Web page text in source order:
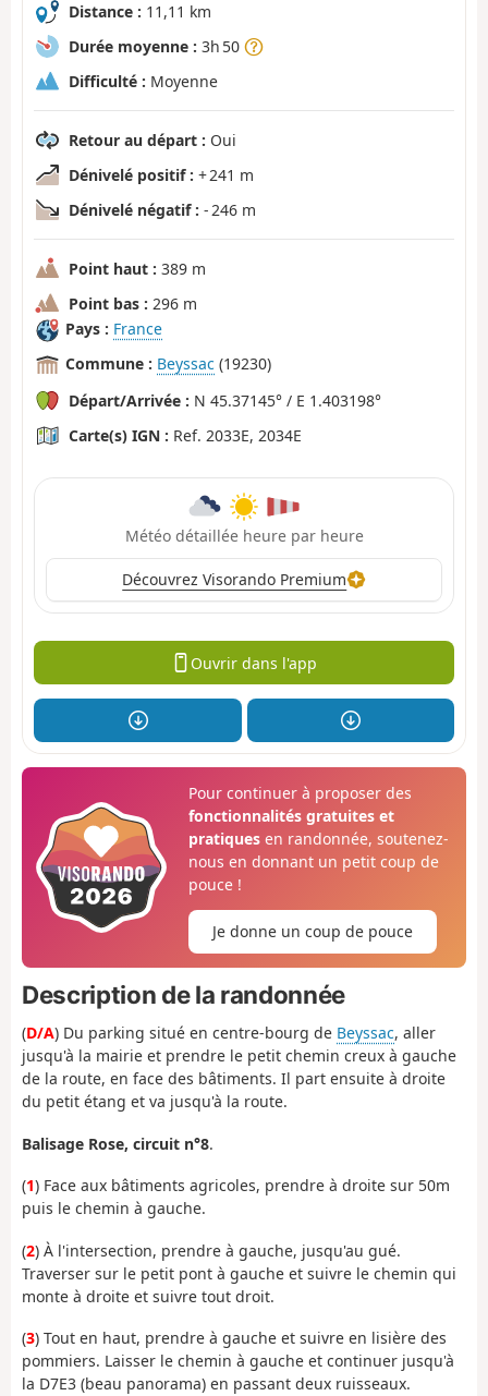
Distance : 11,11 km
Durée moyenne : 3h 50
Difficulté : Moyenne
Retour au départ : Oui
Dénivelé positif : + 241 m
Dénivelé négatif : - 246 m
Point haut : 389 m
Point bas : 296 m
Pays : France
Commune : Beyssac (19230)
Départ/Arrivée : N 45.37145° / E 1.403198°
Carte(s) IGN : Ref. 2033E, 2034E
Météo détaillée heure par heure
Découvrez Visorando Premium
Ouvrir dans l'app
Pour continuer à proposer des
fonctionnalités gratuites et
pratiquesen randonnée, soutenez-
nous en donnant un petit coup de
pouce !
Je donne un coup de pouce
Description de la randonnée
(D/A) Du parking situé en centre-bourg de Beyssac, aller
jusqu'à la mairie et prendre le petit chemin creux à gauche
de la route, en face des bâtiments. Il part ensuite à droite
du petit étang et va jusqu'à la route.
Balisage Rose, circuit n°8.
(1) Face aux bâtiments agricoles, prendre à droite sur 50m
puis le chemin à gauche.
(2) À l'intersection, prendre à gauche, jusqu'au gué.
Traverser sur le petit pont à gauche et suivre le chemin qui
monte à droite et suivre tout droit.
(3) Tout en haut, prendre à gauche et suivre en lisière des
pommiers. Laisser le chemin à gauche et continuer jusqu'à
la D7E3 (beau panorama) en passant deux ruisseaux.